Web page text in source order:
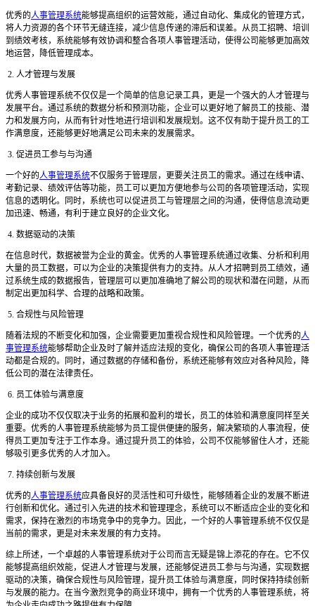
优秀的人事管理系统能够提高组织的运营效能，通过自动化、集成化的管理方式，
将人力资源的各个环节无缝连接，减少信息传递的滞后和误差。从员工招聘、培训
到绩效考核，系统能够有效协调和整合各项人事管理活动，使得公司能够更加高效
地运营，降低管理成本。
2. 人才管理与发展
优秀人事管理系统不仅仅是一个简单的信息记录工具，更是一个强大的人才管理与
发展平台。通过系统的数据分析和预测功能，企业可以更好地了解员工的技能、潜
力和发展方向，从而有针对性地进行培训和发展规划。这不仅有助于提升员工的工
作满意度，还能够更好地满足公司未来的发展需求。
3. 促进员工参与与沟通
一个好的人事管理系统不仅服务于管理层，更要关注员工的需求。通过在线申请、
考勤记录、绩效评估等功能，员工可以更加方便地参与公司的各项管理活动，实现
信息的透明化。同时，系统也可以促进员工与管理层之间的沟通，使得信息流动更
加迅速、畅通，有利于建立良好的企业文化。
4. 数据驱动的决策
在信息时代，数据被誉为企业的黄金。优秀的人事管理系统通过收集、分析和利用
大量的员工数据，可以为企业的决策提供有力的支持。从人才招聘到员工绩效，通
过系统生成的数据报告，管理层可以更加准确地了解公司的现状和潜在问题，从而
制定出更加科学、合理的战略和政策。
5. 合规性与风险管理
随着法规的不断变化和加强，企业需要更加重视合规性和风险管理。一个优秀的人
事管理系统能够帮助企业及时了解并适应法规的变化，确保公司的各项人事管理活
动都是合规的。同时，通过数据的存储和备份，系统还能够有效应对各种风险，降
低公司的潜在法律责任。
6. 员工体验与满意度
企业的成功不仅仅取决于业务的拓展和盈利的增长，员工的体验和满意度同样至关
重要。优秀的人事管理系统能够为员工提供便捷的服务，解决繁琐的人事流程，使
得员工更加专注于工作本身。通过提升员工的体验，公司不仅能够留住人才，还能
够吸引更多优秀的人才加入。
7. 持续创新与发展
优秀的人事管理系统应具备良好的灵活性和可升级性，能够随着企业的发展不断进
行创新和优化。通过引入先进的技术和管理理念，系统可以不断适应企业的变化和
需求，保持在激烈的市场竞争中的竞争力。因此，一个好的人事管理系统不仅仅是
当前的需求，更是对未来发展的有力支持。
综上所述，一个卓越的人事管理系统对于公司而言无疑是锦上添花的存在。它不仅
能够提高组织效能，促进人才管理与发展，还能够促进员工参与与沟通，实现数据
驱动的决策，确保合规性与风险管理，提升员工体验与满意度，同时保持持续创新
与发展的能力。在当今激烈竞争的商业环境中，拥有一个优秀的人事管理系统，将